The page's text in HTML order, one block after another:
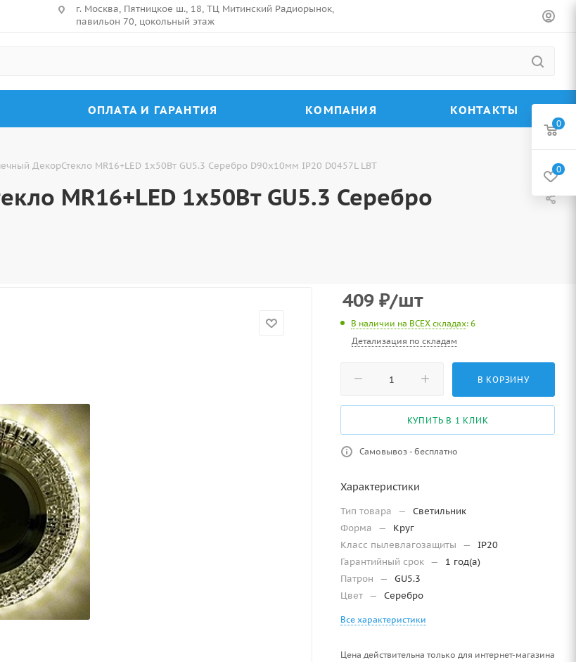
г. Москва, Пятницкое ш., 18, ТЦ Митинский Радиорынок,
павильон 70, цокольный этаж
ОПЛАТА И ГАРАНТИЯ КОМПАНИЯ КОНТАКТЫ
ДекорСтекло MR16+LED 1х50Вт GU5.3 Серебро D90х10мм IP20 D0457L LBT
MR16+LED 1х50Вт GU5.3 Серебро
409 ₽/шт
В наличии на ВСЕХ складах: 6
Детализация по складам
В КОРЗИНУ
КУПИТЬ В 1 КЛИК
Самовывоз - бесплатно
Характеристики
Тип товара —
Светильник
Форма
—
Круг
Класс пылевлагозащиты
—
IP20
Гарантийный срок —
1 год(а)
Патрон
—
GU5.3
Цвет — Серебро
Все характеристики
Цена действительна только для интернет-магазина
0
0